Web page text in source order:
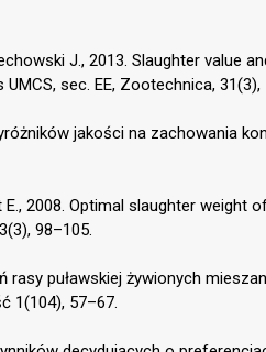
J., 2013. Slaughter value
sec. EE, Zootechnica, 31(3),
jakości na zachowania
E., 2008. Optimal slaughter
98–105.
rasy puławskiej żywionych
1(104), 57–67.